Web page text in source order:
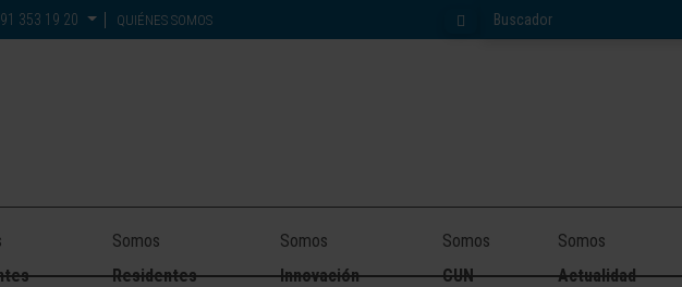
353 19 20 QUIÉNES SOMOS
Somos
Residentes
Somos
Innovación
Somos
CUN
Somos
Actualidad